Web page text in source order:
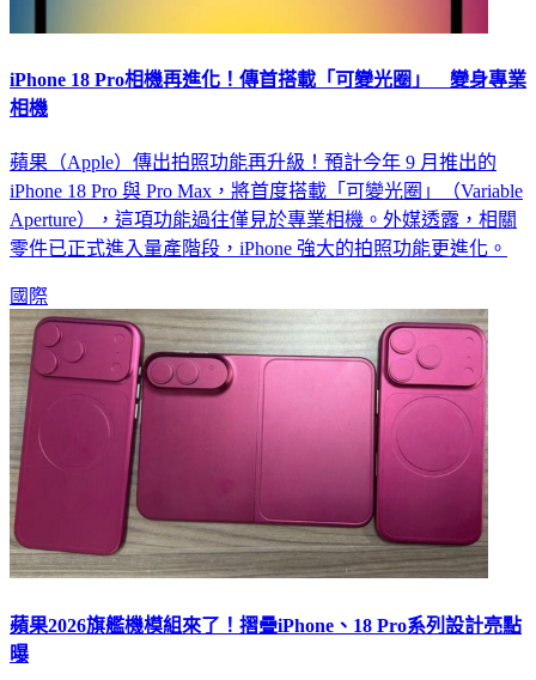
iPhone 18 Pro相機再進化！傳首搭載「可變光圈」 變身專業
相機
蘋果（Apple）傳出拍照功能再升級！預計今年 9 月推出的
iPhone 18 Pro 與 Pro Max，將首度搭載「可變光圈」（Variable
Aperture），這項功能過往僅見於專業相機。外媒透露，相關
零件已正式進入量產階段，iPhone 強大的拍照功能更進化。
國際
蘋果2026旗艦機模組來了！摺疊iPhone、18 Pro系列設計亮點
曝